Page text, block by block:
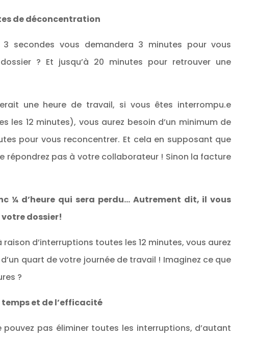
de déconcentration
3 secondes vous demandera 3 minutes pour vous
? Et jusqu’à 20 minutes pour retrouver une
une heure de travail, si vous êtes interrompu.e
les 12 minutes), vous aurez besoin d’un minimum de
pour vous reconcentrer. Et cela en supposant que
répondrez pas à votre collaborateur ! Sinon la facture
¼ d’heure qui sera perdu… Autrement dit, il vous
dossier!
d’interruptions toutes les 12 minutes, vous aurez
quart de votre journée de travail ! Imaginez ce que
?
et de l’efficacité
pas éliminer toutes les interruptions, d’autant